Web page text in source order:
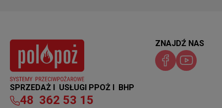
SPRZEDAŻ I USŁUGI PPOŻ I BHP
48 362 53 15
ZNAJDŹ NAS